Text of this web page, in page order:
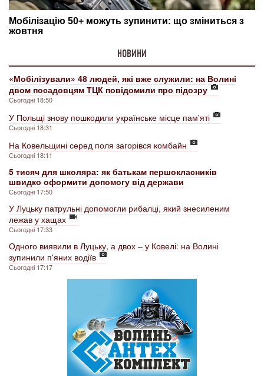
НОВИНИ
«Мобілізували» 48 людей, які вже служили: на Волині
двом посадовцям ТЦК повідомили про підозру
Сьогодні 18:50
У Польщі знову пошкодили українське місце пам'яті
Сьогодні 18:31
На Ковельщині серед поля загорівся комбайн
Сьогодні 18:11
5 тисяч для школяра: як батькам першокласників
швидко оформити допомогу від держави
Сьогодні 17:50
У Луцьку патрульні допомогли рибалці, який знесиленим
лежав у хащах
Сьогодні 17:33
Одного виявили в Луцьку, а двох – у Ковелі: на Волині
зупинили п'яних водіїв
Сьогодні 17:17